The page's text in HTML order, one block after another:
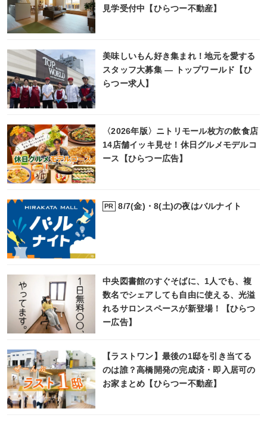
見学受付中【ひらつー不動産】
美味しいもん好き集まれ！地元を愛する
スタッフ大募集 ― トップワールド【ひ
らつー求人】
〈2026年版〉ニトリモール枚方の飲食店
14店舗イッキ見せ！休日グルメモデルコ
ース【ひらつー広告】
PR 8/7(金)・8(土)の夜はバルナイト
中央図書館のすぐそばに、1人でも、複
数名でシェアしても自由に使える、光溢
れるサロンスペースが新登場！【ひらつ
ー広告】
【ラストワン】最後の1邸を引き当てる
のは誰？高橋開発の完成済・即入居可の
お家まとめ【ひらつー不動産】